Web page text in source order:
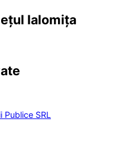
Ialomița
Publice SRL